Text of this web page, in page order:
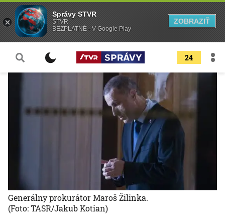
24
Generálny prokurátor Maroš Žilinka.
(Foto: TASR/Jakub Kotian)
Správy STVR
STVR
BEZPLATNÉ - V Google Play
ZOBRAZIŤ